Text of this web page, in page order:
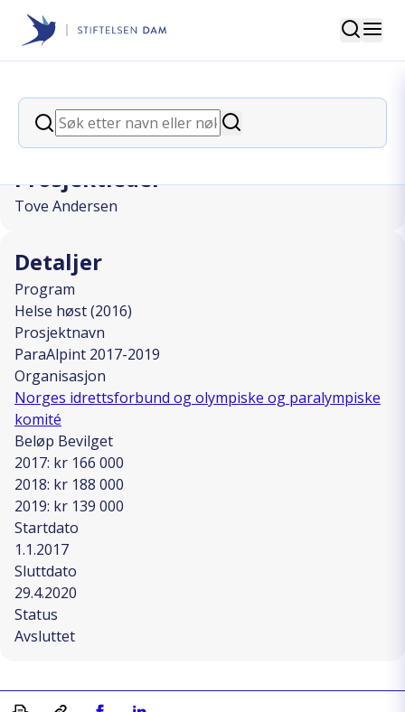
Stiftelsen Dam
Søk
Søk
Søk
back
ParaAlpint 2017-2019
Prosjektleder
Tove Andersen
Detaljer
Program
Helse høst (2016)
Prosjektnavn
ParaAlpint 2017-2019
Organisasjon
Norges idrettsforbund og olympiske og paralympiske
komité
Beløp Bevilget
2017: kr 166 000
2018: kr 188 000
2019: kr 139 000
Startdato
1.1.2017
Sluttdato
29.4.2020
Status
Avsluttet
Skriv ut Kopiera länkDel på Facebook
Del på Linkedin